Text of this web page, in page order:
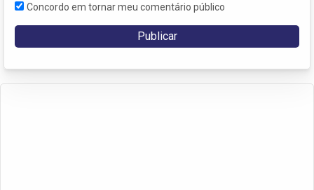
Concordo em tornar meu comentário público